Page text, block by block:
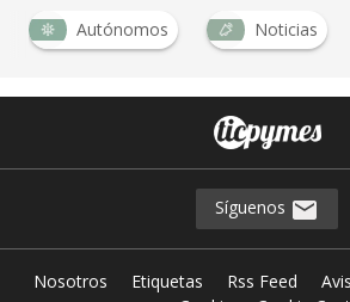
Autónomos Noticias
Síguenos
Nosotros Etiquetas Rss Feed